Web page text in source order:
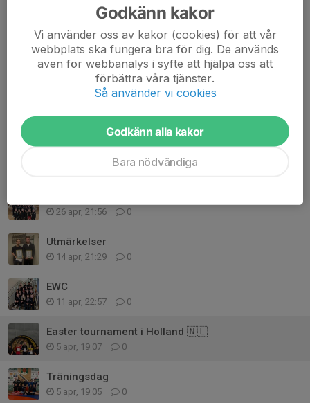
Guld & brons vid årets Beach- SM 🥇🥉🥉🥉
7 jun, 08:43 0
Lilla Knattiaden i Kungsbacka
10 maj, 22:32 0
0
26 apr, 21:56 0
Utmärkelser
14 apr, 21:29 0
EWC
11 apr, 22:57 0
Easter tournament i Holland 🇳🇱
5 apr, 19:07 0
Träningsdag
5 apr, 19:05 0
Godkänn kakor
Vi använder oss av kakor (cookies) för att vår
webbplats ska fungera bra för dig. De används
även för webbanalys i syfte att hjälpa oss att
förbättra våra tjänster.
Så använder vi cookies
Godkänn alla kakor
Bara nödvändiga